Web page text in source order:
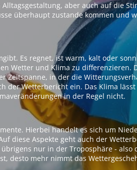
aber auch auf die
überhaupt zustande kommen und
Es regnet, ist warm, kalt oder
Wetter und Klima zu differenzieren.
in der die
der Wetterbericht ein. Das Klima
in der Regel nicht.
Hierbei handelt es sich um
diese Aspekte geht auch der
nur in der Troposphäre -
desto mehr nimmt das